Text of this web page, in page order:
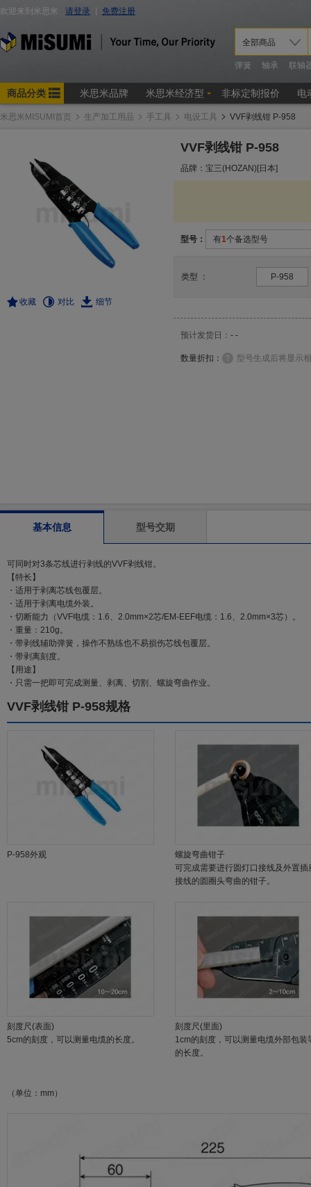
米思米MISUMI首页 生产加工用品 手工具 电设工具 VVF剥线钳 P-958
收藏 对比 细节
VVF剥线钳 P-958
品牌：宝三(HOZAN)[日本]
型号： 有1个备选型号
类型 ： P-958
预计发货日： - -
数量折扣： 型号生成后将显示
基本信息 型号交期
可同时对3条芯线进行剥线的VVF剥线钳。
【特长】
・适用于剥离芯线包覆层。
・适用于剥离电缆外装。
・切断能力（VVF电缆：1.6、2.0mm×2芯/EM-EEF电缆：1.6、2.0mm×3芯）。
・重量：210g。
・带剥线辅助弹簧，操作不熟练也不易损伤芯线包覆层。
・带剥离刻度。
【用途】
・只需一把即可完成测量、剥离、切割、螺旋弯曲作业。
VVF剥线钳 P-958规格
P-958外观
螺旋弯曲钳子
可完成需要进行圆灯口接线及外置插
接线的圆圈头弯曲的钳子。
刻度尺(表面)
5cm的刻度，可以测量电缆的长度。
刻度尺(里面)
1cm的刻度，可以测量电缆外部包装
的长度。
（单位：mm）